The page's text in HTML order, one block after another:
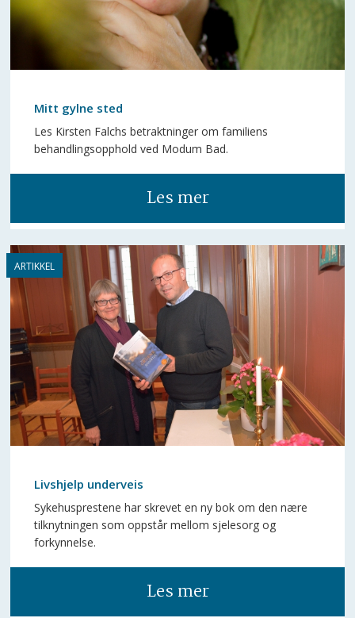
Mitt gylne sted
Les Kirsten Falchs betraktninger om familiens
behandlingsopphold ved Modum Bad.
Les mer
Livshjelp underveis
Sykehusprestene har skrevet en ny bok om den nære
tilknytningen som oppstår mellom sjelesorg og
forkynnelse.
Les mer